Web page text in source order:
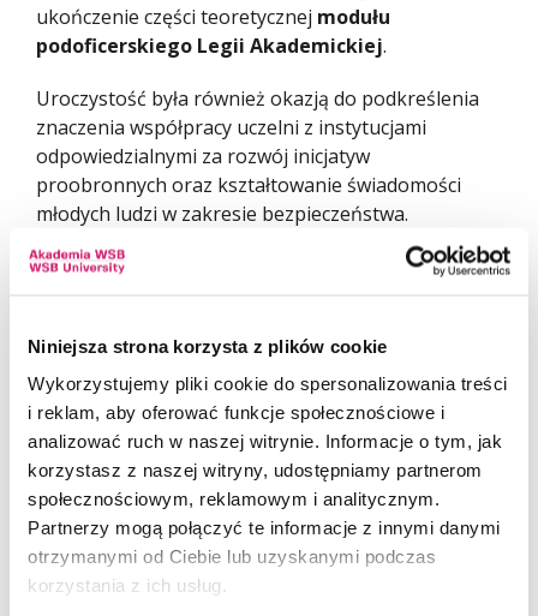
Niniejsza strona korzysta z plików cookie
Wykorzystujemy pliki cookie do spersonalizowania treści
i reklam, aby oferować funkcje społecznościowe i
analizować ruch w naszej witrynie. Informacje o tym, jak
korzystasz z naszej witryny, udostępniamy partnerom
społecznościowym, reklamowym i analitycznym.
Partnerzy mogą połączyć te informacje z innymi danymi
otrzymanymi od Ciebie lub uzyskanymi podczas
korzystania z ich usług.
ukończenie części teoretycznej modułu
podoficerskiego Legii Akademickiej.
Uroczystość była również okazją do podkreślenia
znaczenia współpracy uczelni z instytucjami
odpowiedzialnymi za rozwój inicjatyw
proobronnych oraz kształtowanie świadomości
młodych ludzi w zakresie bezpieczeństwa.
Serdecznie gratulujemy wszystkim uczestnikom IX
edycji Legii Akademickiej i życzymy dalszych